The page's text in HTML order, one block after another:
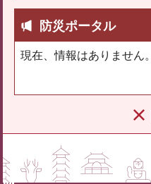
防災ポータル
現在、情報はありません。